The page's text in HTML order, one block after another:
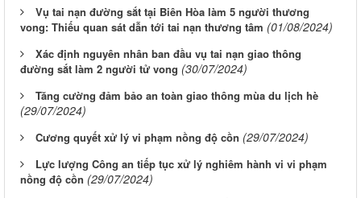
Vụ tai nạn đường sắt tại Biên Hòa làm 5 người thương
vong: Thiếu quan sát dẫn tới tai nạn thương tâm (01/08/2024)
Xác định nguyên nhân ban đầu vụ tai nạn giao thông
đường sắt làm 2 người tử vong (30/07/2024)
Tăng cường đảm bảo an toàn giao thông mùa du lịch hè
(29/07/2024)
Cương quyết xử lý vi phạm nồng độ cồn (29/07/2024)
Lực lượng Công an tiếp tục xử lý nghiêm hành vi vi phạm
nồng độ cồn (29/07/2024)